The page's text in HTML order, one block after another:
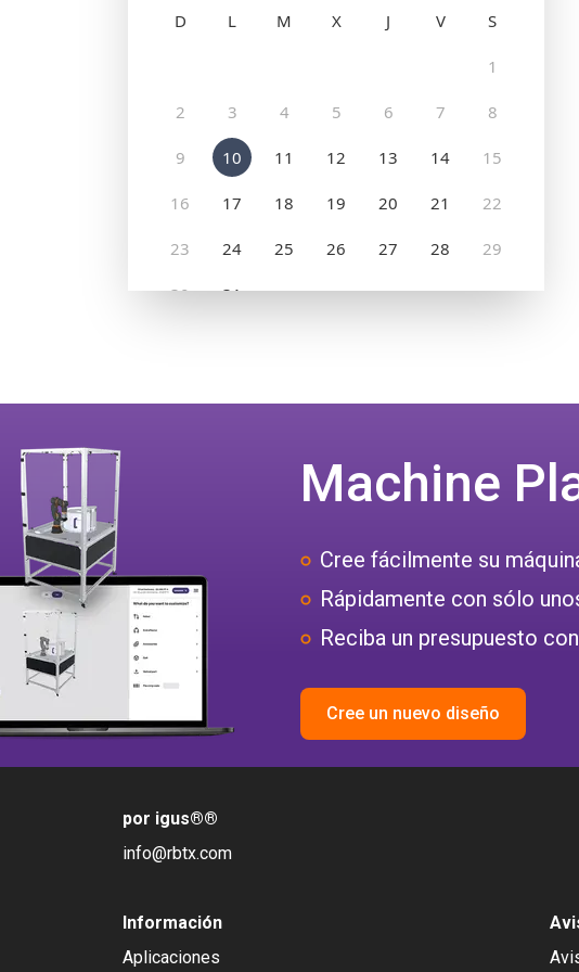
Machine
Cree fácilmente su
Rápidamente con sólo
Reciba un presupuesto
Cree un nuevo diseño
por igus®®
info@rbtx.com
Información
Aplicaciones